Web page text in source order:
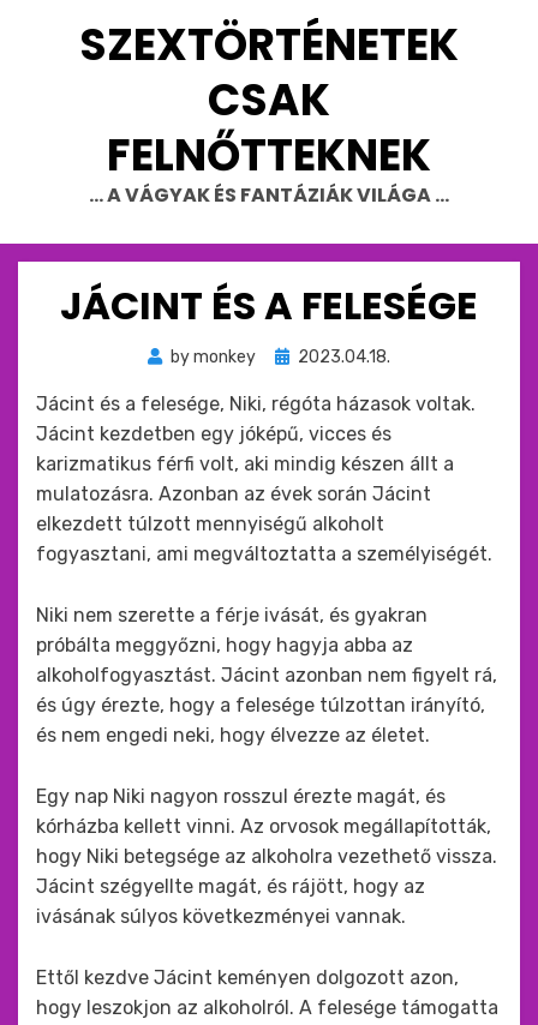
SZEXTÖRTÉNETEK
CSAK
FELNŐTTEKNEK
… A VÁGYAK ÉS FANTÁZIÁK VILÁGA …
JÁCINT ÉS A FELESÉGE
bymonkey
Beküldve
:
2023.04.18.
Jácint és a felesége, Niki, régóta házasok voltak.
Jácint kezdetben egy jóképű, vicces és
karizmatikus férfi volt, aki mindig készen állt a
mulatozásra. Azonban az évek során Jácint
elkezdett túlzott mennyiségű alkoholt
fogyasztani, ami megváltoztatta a személyiségét.
Niki nem szerette a férje ivását, és gyakran
próbálta meggyőzni, hogy hagyja abba az
alkoholfogyasztást. Jácint azonban nem figyelt rá,
és úgy érezte, hogy a felesége túlzottan irányító,
és nem engedi neki, hogy élvezze az életet.
Egy nap Niki nagyon rosszul érezte magát, és
kórházba kellett vinni. Az orvosok megállapították,
hogy Niki betegsége az alkoholra vezethető vissza.
Jácint szégyellte magát, és rájött, hogy az
ivásának súlyos következményei vannak.
Ettől kezdve Jácint keményen dolgozott azon,
hogy leszokjon az alkoholról. A felesége támogatta